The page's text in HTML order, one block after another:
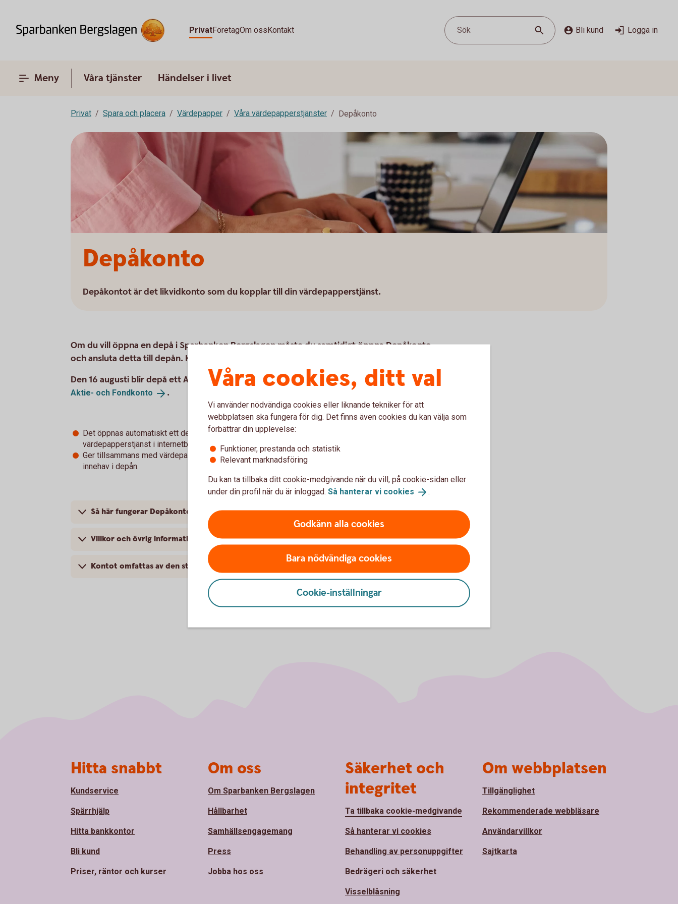
PrivatFöretagOm ossKontakt Sök Bli kund Logga in
Meny Våra tjänster Händelser i livet
Privat Spara och placera Värdepapper Våra värdepapperstjänster Depåkonto
Depåkonto
Depåkontot är det likvidkonto som du kopplar till din värdepapperstjänst.
Om du vill öppna en depå i Sparbanken Bergslagen måste du samtidigt öppna Depåkonto
och ansluta detta till depån. Kontot omfattas av den statliga insättningsgarantin.
Den 16 augusti blir depå ett Aktie- och Fondkonto. Här kan du läsa mer om
Aktie- och Fondkonto .
Det öppnas automatiskt ett depåkonto i samband med att du öppnar en
värdepapperstjänst i internetbanken eller appen.
Ger tillsammans med värdepappersinnehavet en tydlig sammanställning över ditt
innehav i depån.
Så här fungerar Depåkontot
Villkor och övrig information
Kontot omfattas av den statliga insättningsgarantin
Våra cookies, ditt val
Vi använder nödvändiga cookies eller liknande tekniker för att
webbplatsen ska fungera för dig. Det finns även cookies du kan välja som
förbättrar din upplevelse:
Funktioner, prestanda och statistik
Relevant marknadsföring
Du kan ta tillbaka ditt cookie-medgivande när du vill, på cookie-sidan eller
under din profil när du är inloggad. Så hanterar vi cookies .
Godkänn alla cookies
Bara nödvändiga cookies
Cookie-inställningar
Hitta snabbt
Kundservice
Spärrhjälp
Hitta bankkontor
Bli kund
Priser, räntor och kurser
Om oss
Om Sparbanken Bergslagen
Hållbarhet
Samhällsengagemang
Press
Jobba hos oss
Säkerhet och
integritet
Ta tillbaka cookie-medgivande
Så hanterar vi cookies
Behandling av personuppgifter
Bedrägeri och säkerhet
Visselblåsning
Om webbplatsen
Tillgänglighet
Rekommenderade webbläsare
Användarvillkor
Sajtkarta